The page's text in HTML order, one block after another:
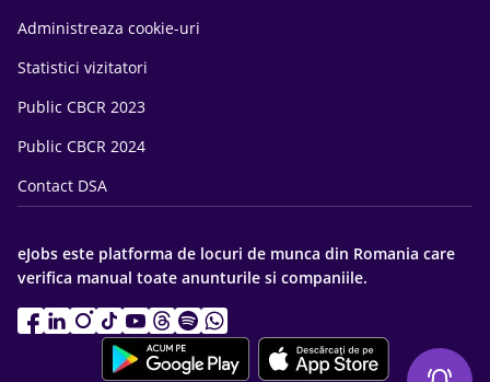
Administreaza cookie-uri
Statistici vizitatori
Public CBCR 2023
Public CBCR 2024
Contact DSA
eJobs este platforma de locuri de munca din Romania care
verifica manual toate anunturile si companiile.